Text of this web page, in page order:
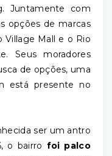
Juntamente com
opções de marcas
Village Mall e o Rio
Seus moradores
de opções, uma
está presente no
ser um antro
o bairro foi palco